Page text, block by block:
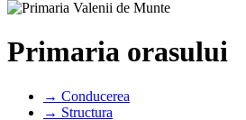
Primaria orasului
→ Conducerea
→ Structura